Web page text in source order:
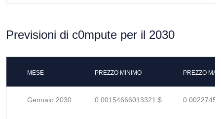
Previsioni di c0mpute per il 2030
MESE PREZZO MINIMO PREZZO
Gennaio 2030 0.00154666013321 $